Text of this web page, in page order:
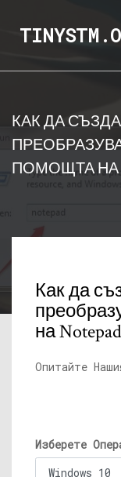
КАК ДА
ПОМОЩТА НА
Как да
на Notepad
Опитайте
Изберете